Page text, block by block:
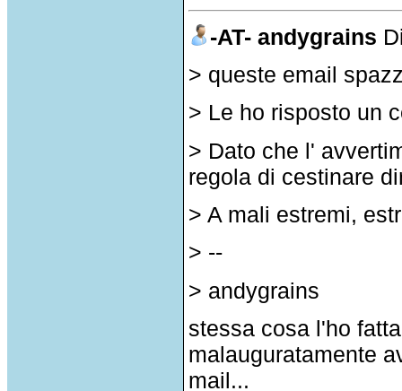
-AT- andygrains
> queste email
> Le ho risposto un
> Dato che l'
regola di cestinare
> A mali estremi,
> --
> andygrains
stessa cosa l'ho
malauguratamente
mail...